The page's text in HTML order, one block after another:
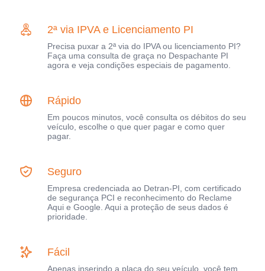
2ª via IPVA e Licenciamento PI
Precisa puxar a 2ª via do IPVA ou licenciamento PI?
Faça uma consulta de graça no Despachante PI
agora e veja condições especiais de pagamento.
Rápido
Em poucos minutos, você consulta os débitos do seu
veículo, escolhe o que quer pagar e como quer
pagar.
Seguro
Empresa credenciada ao Detran-PI, com certificado
de segurança PCI e reconhecimento do Reclame
Aqui e Google. Aqui a proteção de seus dados é
prioridade.
Fácil
Apenas inserindo a placa do seu veículo, você tem